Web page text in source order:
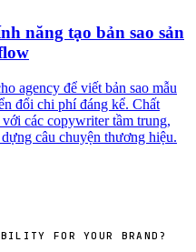
năng tạo bản sao sản
agency để viết bản sao mẫu
đổi chi phí đáng kể. Chất
các copywriter tầm trung,
câu chuyện thương hiệu.
FOR YOUR BRAND?